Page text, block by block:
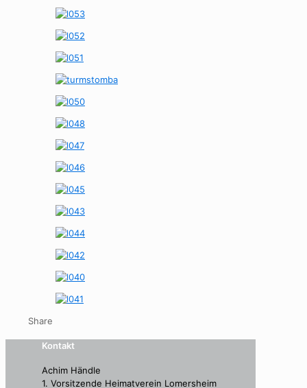
Share
Kontakt
Achim Händle
1. Vorsitzende Heimatverein Lomersheim